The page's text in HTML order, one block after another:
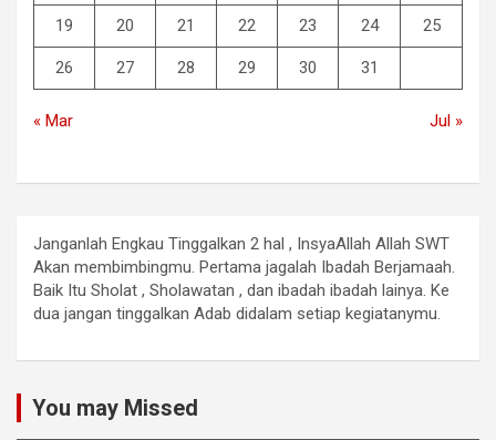
19 20 21 22 23 24 25
26 27 28 29 30 31
« Mar Jul »
Janganlah Engkau Tinggalkan 2 hal , InsyaAllah Allah SWT
Akan membimbingmu. Pertama jagalah Ibadah Berjamaah.
Baik Itu Sholat , Sholawatan , dan ibadah ibadah lainya. Ke
dua jangan tinggalkan Adab didalam setiap kegiatanymu.
You may Missed